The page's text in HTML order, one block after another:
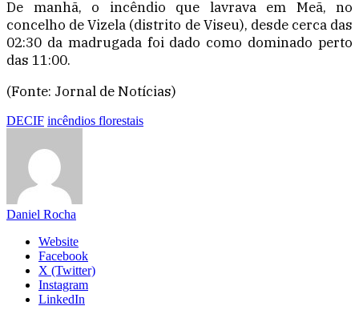
De manhã, o incêndio que lavrava em Meã, no
concelho de Vizela (distrito de Viseu), desde cerca das
02:30 da madrugada foi dado como dominado perto
das 11:00.
(Fonte: Jornal de Notícias)
DECIF incêndios florestais
Daniel Rocha
Website
Facebook
X (Twitter)
Instagram
LinkedIn